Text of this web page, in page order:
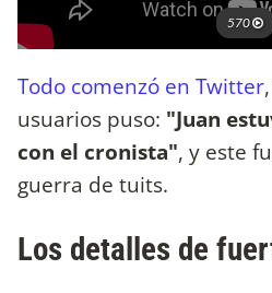
Todo comenzó en Twitter
usuarios puso: "Juan
con el cronista", y este
guerra de tuits.
Los detalles de